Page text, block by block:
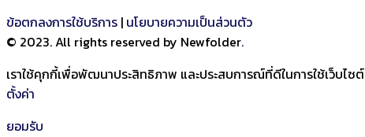
ข้อตกลงการใช้บริการ | นโยบายความเป็นส่วนตัว
© 2023. All rights reserved by Newfolder.
เราใช้คุกกี้เพื่อพัฒนาประสิทธิภาพ และประสบการณ์ที่ดีในการใช้เว็บไ
ตั้งค่า
ยอมรับ